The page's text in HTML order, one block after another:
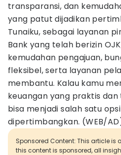
transparansi, dan
yang patut dijadikan
Tunaiku, sebagai layanan
Bank yang telah berizin
kemudahan pengajuan,
fleksibel, serta layanan
membantu. Kalau kamu
keuangan yang praktis
bisa menjadi salah satu
dipertimbangkan. (WEB/
Sponsored Content: This article
this content is sponsored, all